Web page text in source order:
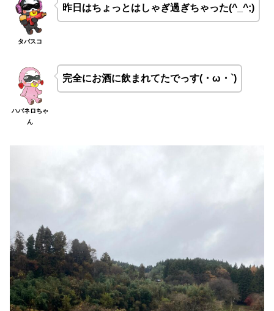
タバスコ
昨日はちょっとはしゃぎ過ぎちゃった(^_^;)
ハバネロちゃ
ん
完全にお酒に飲まれてたでっす(・ω・`)